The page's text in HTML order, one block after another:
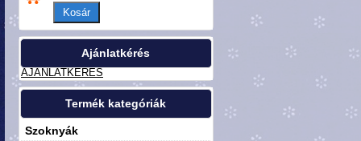
Kosár
Ajánlatkérés
AJÁNLATKÉRÉS
Termék kategóriák
Szoknyák